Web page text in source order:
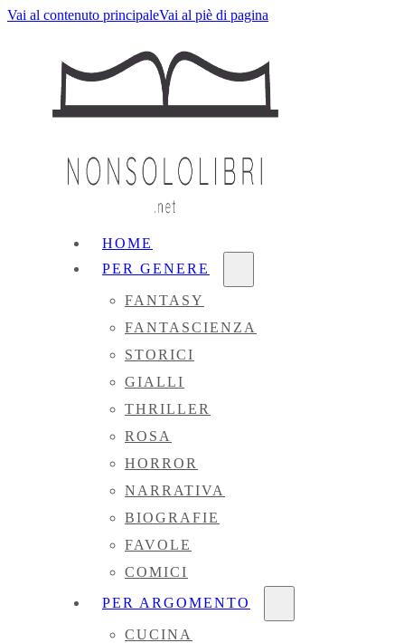
Vai al contenuto principaleVai al piè di pagina
HOME
PER GENERE
FANTASY
FANTASCIENZA
STORICI
GIALLI
THRILLER
ROSA
HORROR
NARRATIVA
BIOGRAFIE
FAVOLE
COMICI
PER ARGOMENTO
CUCINA